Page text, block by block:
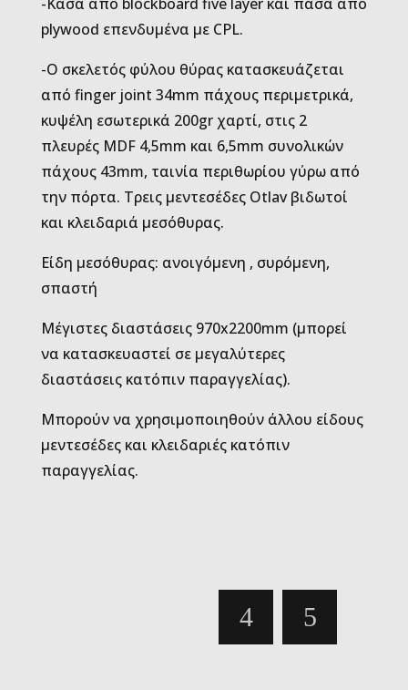
plywood επενδυμένα με CPL.
-Ο σκελετός φύλου θύρας κατασκευάζεται
από finger joint 34mm πάχους περιμετρικά,
κυψέλη εσωτερικά 200gr χαρτί, στις 2
πλευρές MDF 4,5mm και 6,5mm συνολικών
πάχους 43mm, ταινία περιθωρίου γύρω από
την πόρτα. Τρεις μεντεσέδες Otlav βιδωτοί
και κλειδαριά μεσόθυρας.
Είδη μεσόθυρας: ανοιγόμενη , συρόμενη,
σπαστή
Μέγιστες διαστάσεις 970x2200mm (μπορεί
να κατασκευαστεί σε μεγαλύτερες
διαστάσεις κατόπιν παραγγελίας).
Μπορούν να χρησιμοποιηθούν άλλου είδους
μεντεσέδες και κλειδαριές κατόπιν
παραγγελίας.